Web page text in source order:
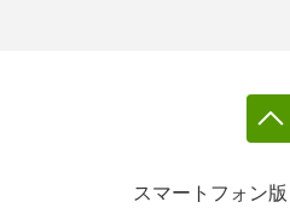
スマートフォン版